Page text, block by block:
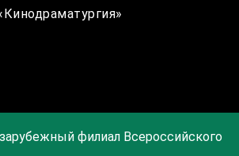
филиал Всероссийского